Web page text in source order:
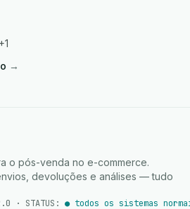
→
o pós-venda no e-commerce.
devoluções e análises — tudo
· STATUS: ● todos os sistemas